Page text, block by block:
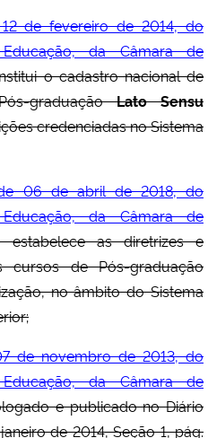
de fevereiro de 2014, do
da Câmara de
o cadastro nacional de
graduaçãoLato Sensu
credenciadas no Sistema
06 de abril de 2018, do
da Câmara de
as diretrizes e
de Pós-graduação
no âmbito do Sistema
de novembro de 2013, do
da Câmara de
e publicado no Diário
de 2014, Seção 1, pág.